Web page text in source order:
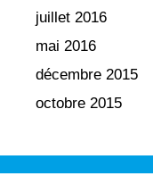
juillet 2016
mai 2016
décembre 2015
octobre 2015